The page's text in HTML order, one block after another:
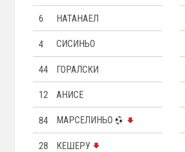
6 НАТАНАЕЛ
4 СИСИНЬО
44 ГОРАЛСКИ
12 АНИСЕ
84 МАРСЕЛИНЬО
28 КЕШЕРУ